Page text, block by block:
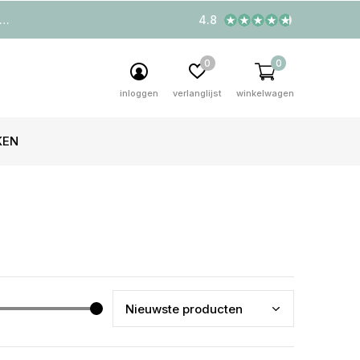
inloggen verlanglijst
0
winkelwagen
0
4.8